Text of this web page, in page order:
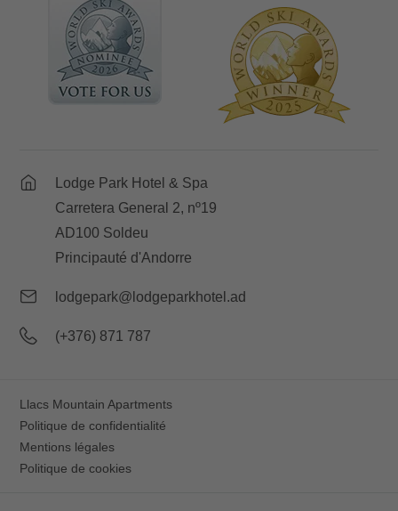
Lodge Park Hotel & Spa
Carretera General 2, nº19
AD100 Soldeu
Principauté d'Andorre
lodgepark@lodgeparkhotel.ad
(+376) 871 787
Llacs Mountain Apartments
Politique de confidentialité
Mentions légales
Politique de cookies